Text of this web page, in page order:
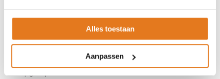
Alles toestaan
Aanpassen
Hoge temperatuur warmtepomp
Pellet aanvoersysteem